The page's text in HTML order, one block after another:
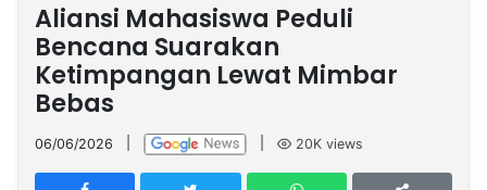
Nasional
International
Olahraga
Entertainment
Daerah
Pariwisata
Kuliner
Kolom
Network
PT
TREETAN
Aliansi Mahasiswa Peduli
Bencana Suarakan
Ketimpangan Lewat Mimbar
Bebas
06/06/2026 20K views